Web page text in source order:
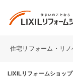
住宅リフォーム・リ
LIXILリフォームショップ